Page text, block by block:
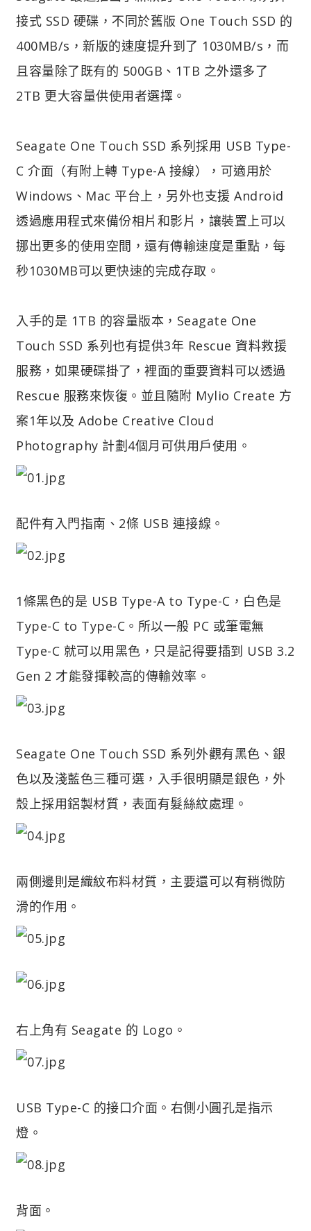
接式 SSD 硬碟，不同於舊版 One Touch SSD 的
400MB/s，新版的速度提升到了 1030MB/s，而
且容量除了既有的 500GB、1TB 之外還多了
2TB 更大容量供使用者選擇。
Seagate One Touch SSD 系列採用 USB Type-
C 介面（有附上轉 Type-A 接線），可適用於
Windows、Mac 平台上，另外也支援 Android
透過應用程式來備份相片和影片，讓裝置上可以
挪出更多的使用空間，還有傳輸速度是重點，每
秒1030MB可以更快速的完成存取。
入手的是 1TB 的容量版本，Seagate One
Touch SSD 系列也有提供3年 Rescue 資料救援
服務，如果硬碟掛了，裡面的重要資料可以透過
Rescue 服務來恢復。並且隨附 Mylio Create 方
案1年以及 Adobe Creative Cloud
Photography 計劃4個月可供用戶使用。
配件有入門指南、2條 USB 連接線。
1條黑色的是 USB Type-A to Type-C，白色是
Type-C to Type-C。所以一般 PC 或筆電無
Type-C 就可以用黑色，只是記得要插到 USB 3.2
Gen 2 才能發揮較高的傳輸效率。
Seagate One Touch SSD 系列外觀有黑色、銀
色以及淺藍色三種可選，入手很明顯是銀色，外
殼上採用鋁製材質，表面有髮絲紋處理。
兩側邊則是織紋布料材質，主要還可以有稍微防
滑的作用。
右上角有 Seagate 的 Logo。
USB Type-C 的接口介面。右側小圓孔是指示
燈。
背面。